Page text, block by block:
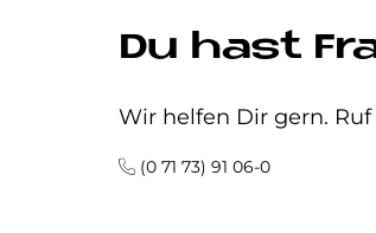
Du hast
Wir helfen Dir gern.
(0 71 73) 91 06-0